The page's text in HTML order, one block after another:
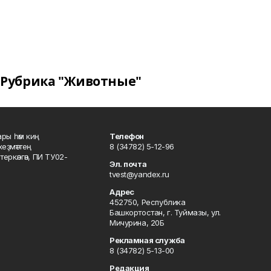
Рубрика "Животные"
һәм киң
ПИ ТУ02-
Телефон
8 (34782) 5-12-96
Эл. почта
tvest@yandex.ru
Адрес
452750, Республика
Башкортостан, г. Туймазы, ул.
Мичурина, 20Б
Рекламная служба
8 (34782) 5-13-00
Редакция